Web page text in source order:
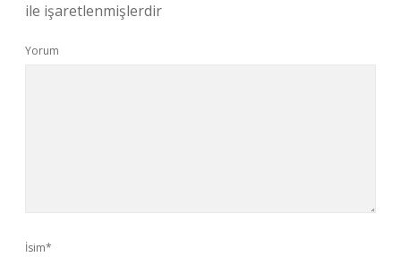
ile işaretlenmişlerdir
Yorum
İsim*